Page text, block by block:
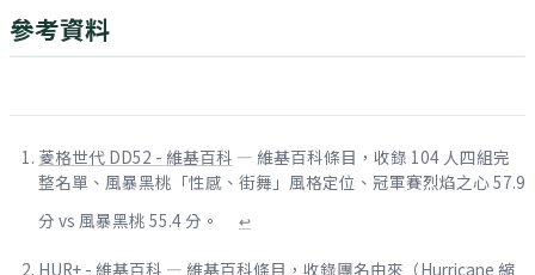
參考資料
菱格世代 DD52 - 維基百科 — 維基百科條目，收錄 104 人四組完
整名單、風暴黑桃「性感、街舞」風格定位、冠軍賽烈焰之心 57.9
分 vs 風暴黑桃 55.4 分。
↩
HUR+ - 維基百科 — 維基百科條目，收錄團名由來（Hurricane 縮